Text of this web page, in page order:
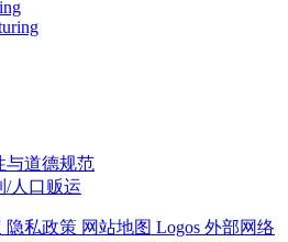
与道德规范
/人口贩运
隐私政策 网站地图 Logos 外部网络